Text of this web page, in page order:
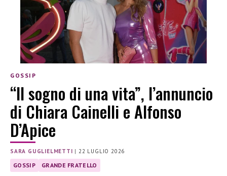
GOSSIP
“Il sogno di una vita”, l’annuncio
di Chiara Cainelli e Alfonso
D’Apice
SARA GUGLIELMETTI | 22 LUGLIO 2026
GOSSIP GRANDE FRATELLO